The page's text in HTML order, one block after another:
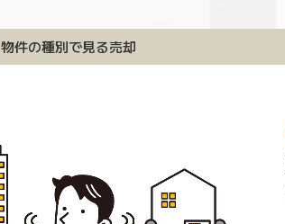
物件の種別で見る売却